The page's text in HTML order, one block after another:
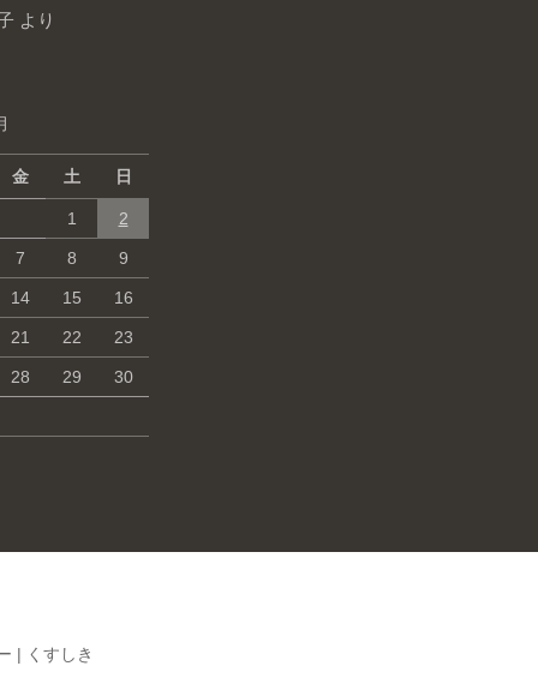
より
金 土 日
1 2
7 8 9
14 15 16
21 22 23
28 29 30
| くすしき